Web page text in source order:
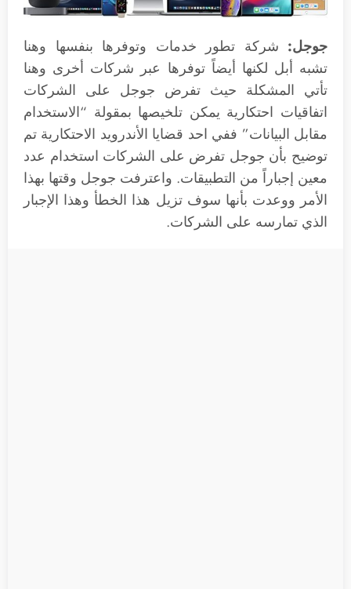
جوجل: شركة تطور خدمات وتوفرها بنفسها وهنا
تشبه أبل لكنها أيضاً توفرها عبر شركات أخرى وهنا
تأتي المشكلة حيث تفرض جوجل على الشركات
اتفاقيات احتكارية يمكن تلخيصها بمقولة “الاستخدام
مقابل البيانات” ففي احد قضايا الأندرويد الاحتكارية تم
توضيح بأن جوجل تفرض على الشركات استخدام عدد
معين إجباراً من التطبيقات. واعترفت جوجل وقتها بهذا
الأمر ووعدت بأنها سوف تزيل هذا الخطأ وهذا الإجبار
الذي تمارسه على الشركات.